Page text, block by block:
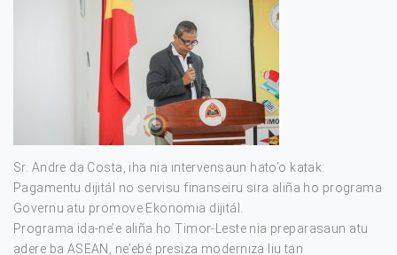
Sr. Andre da Costa, iha nia intervensaun hato’o katak:
Pagamentu dijitál no servisu finanseiru sira aliña ho programa
Governu atu promove Ekonomia dijitál.
Programa ida-ne’e aliña ho Timor-Leste nia preparasaun atu
adere ba ASEAN, ne’ebé presiza moderniza liu tan